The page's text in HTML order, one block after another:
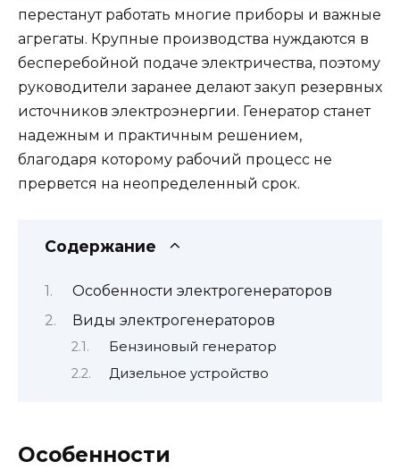
перестанут работать многие приборы и важные
агрегаты. Крупные производства нуждаются в
бесперебойной подаче электричества, поэтому
руководители заранее делают закуп резервных
источников электроэнергии. Генератор станет
надежным и практичным решением,
благодаря которому рабочий процесс не
прервется на неопределенный срок.
Содержание
Особенности электрогенераторов
Виды электрогенераторов
Бензиновый генератор
Дизельное устройство
Особенности